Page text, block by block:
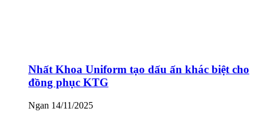
Nhất Khoa Uniform tạo dấu ấn khác biệt cho
đồng phục KTG
Ngan 14/11/2025